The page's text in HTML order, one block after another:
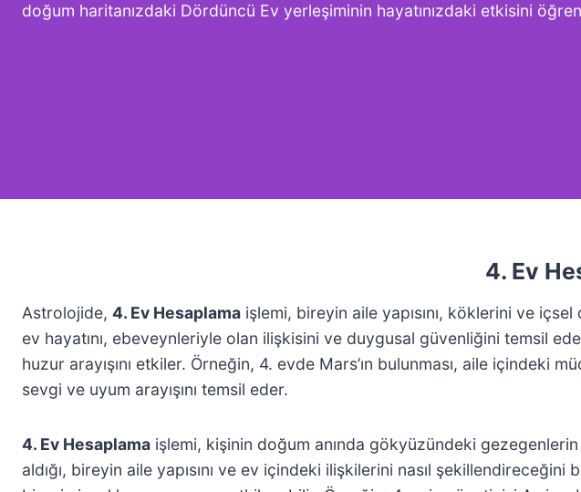
doğum haritanızdaki Dördüncü Ev yerleşiminin hayatınızdaki etkisini
4. Ev
Astrolojide, 4. Ev Hesaplama işlemi, bireyin aile yapısını, köklerini ve
ev hayatını, ebeveynleriyle olan ilişkisini ve duygusal güvenliğini temsil
huzur arayışını etkiler. Örneğin, 4. evde Mars’ın bulunması, aile içindeki
sevgi ve uyum arayışını temsil eder.
4. Ev Hesaplama işlemi, kişinin doğum anında gökyüzündeki
aldığı, bireyin aile yapısını ve ev içindeki ilişkilerini nasıl